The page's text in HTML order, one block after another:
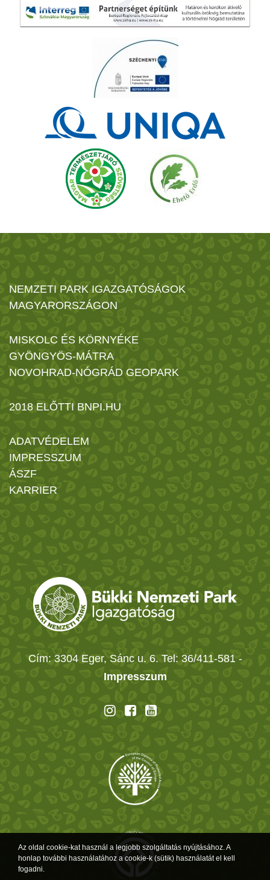
NEMZETI PARK IGAZGATÓSÁGOK
MAGYARORSZÁGON
MISKOLC ÉS KÖRNYÉKE
GYÖNGYÖS-MÁTRA
NOVOHRAD-NÓGRÁD GEOPARK
2018 ELŐTTI BNPI.HU
ADATVÉDELEM
IMPRESSZUM
ÁSZF
KARRIER
Cím: 3304 Eger, Sánc u. 6. Tel: 36/411-581 -
Impresszum
Az oldal cookie-kat használ a legjobb szolgáltatás nyújtásához. A
honlap további használatához a cookie-k (sütik) használatát el kell
fogadni.